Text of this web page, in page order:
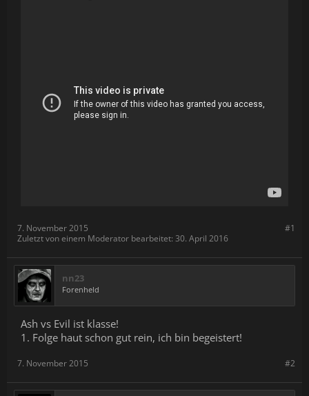
#1
7. November 2015
Zuletzt von einem Moderator bearbeitet: 30. April 2016
nn23
Forenheld
Ash vs Evil ist klasse!
1. Folge haut schon gut rein, ich bin begeistert!
#2
7. November 2015